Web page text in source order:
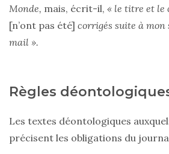
Monde, mais, écrit-il, « le titre et le
[n’ont pas été] corrigés suite à
mail ».
Règles
Les textes déontologiques
précisent les obligations du